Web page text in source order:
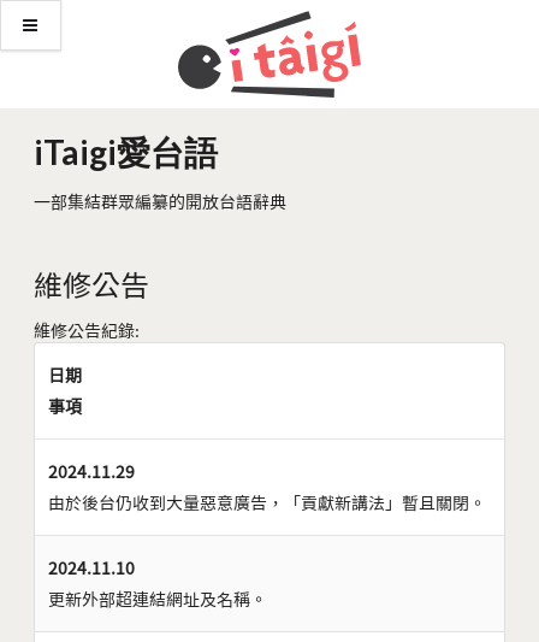
iTaigi愛台語
一部集結群眾編纂的開放台語辭典
維修公告
維修公告紀錄:
日期
事項
2024.11.29
由於後台仍收到大量惡意廣告，「貢獻新講法」暫且關閉。
2024.11.10
更新外部超連結網址及名稱。